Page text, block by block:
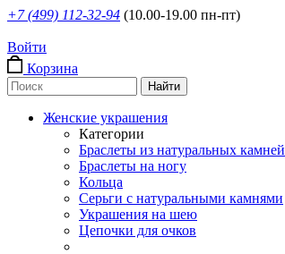
+7 (499) 112-32-94 (10.00-19.00 пн-пт)
Войти
Корзина
Женские украшения
Категории
Браслеты из натуральных камней
Браслеты на ногу
Кольца
Серьги с натуральными камнями
Украшения на шею
Цепочки для очков